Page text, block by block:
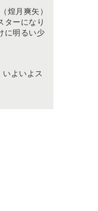
煌月爽矢）
ターになり
に明るい少
よいよス